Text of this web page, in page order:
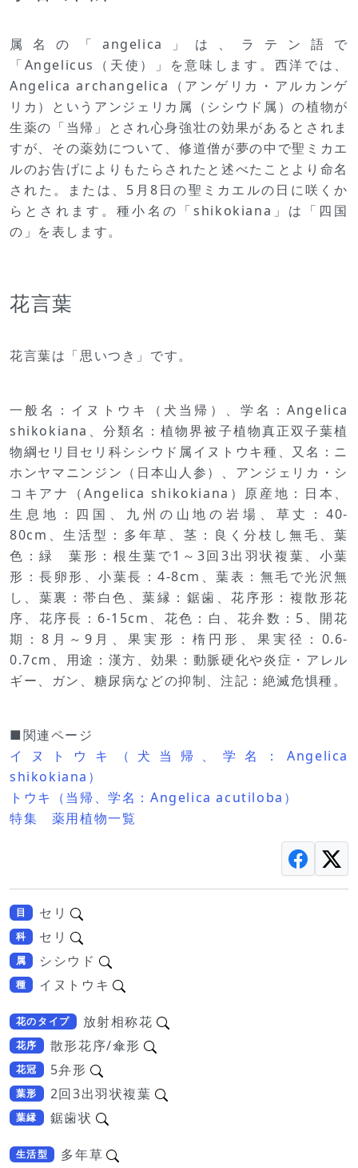
属名の「angelica」は、ラテン語で
「Angelicus（天使）」を意味します。西洋では、
Angelica archangelica（アンゲリカ・アルカンゲ
リカ）というアンジェリカ属（シシウド属）の植物が
生薬の「当帰」とされ心身強壮の効果があるとされま
すが、その薬効について、修道僧が夢の中で聖ミカエ
ルのお告げによりもたらされたと述べたことより命名
された。または、5月8日の聖ミカエルの日に咲くか
らとされます。種小名の「shikokiana」は「四国
の」を表します。
花言葉
花言葉は「思いつき」です。
一般名：イヌトウキ（犬当帰）、学名：Angelica
shikokiana、分類名：植物界被子植物真正双子葉植
物綱セリ目セリ科シシウド属イヌトウキ種、又名：ニ
ホンヤマニンジン（日本山人参）、アンジェリカ・シ
コキアナ（Angelica shikokiana）原産地：日本、
生息地：四国、九州の山地の岩場、草丈：40-
80cm、生活型：多年草、茎：良く分枝し無毛、葉
色：緑 葉形：根生葉で1～3回3出羽状複葉、小葉
形：長卵形、小葉長：4-8cm、葉表：無毛で光沢無
し、葉裏：帯白色、葉縁：鋸歯、花序形：複散形花
序、花序長：6-15cm、花色：白、花弁数：5、開花
期：8月～9月、果実形：楕円形、果実径：0.6-
0.7cm、用途：漢方、効果：動脈硬化や炎症・アレル
ギー、ガン、糖尿病などの抑制、注記：絶滅危惧種。
■関連ページ
イヌトウキ（犬当帰、学名：Angelica
shikokiana）
トウキ（当帰、学名：Angelica acutiloba）
特集 薬用植物一覧
目 セリ
科 セリ
属 シシウド
種 イヌトウキ
花のタイプ 放射相称花
花序 散形花序/傘形
花冠 5弁形
葉形 2回3出羽状複葉
葉縁 鋸歯状
生活型 多年草